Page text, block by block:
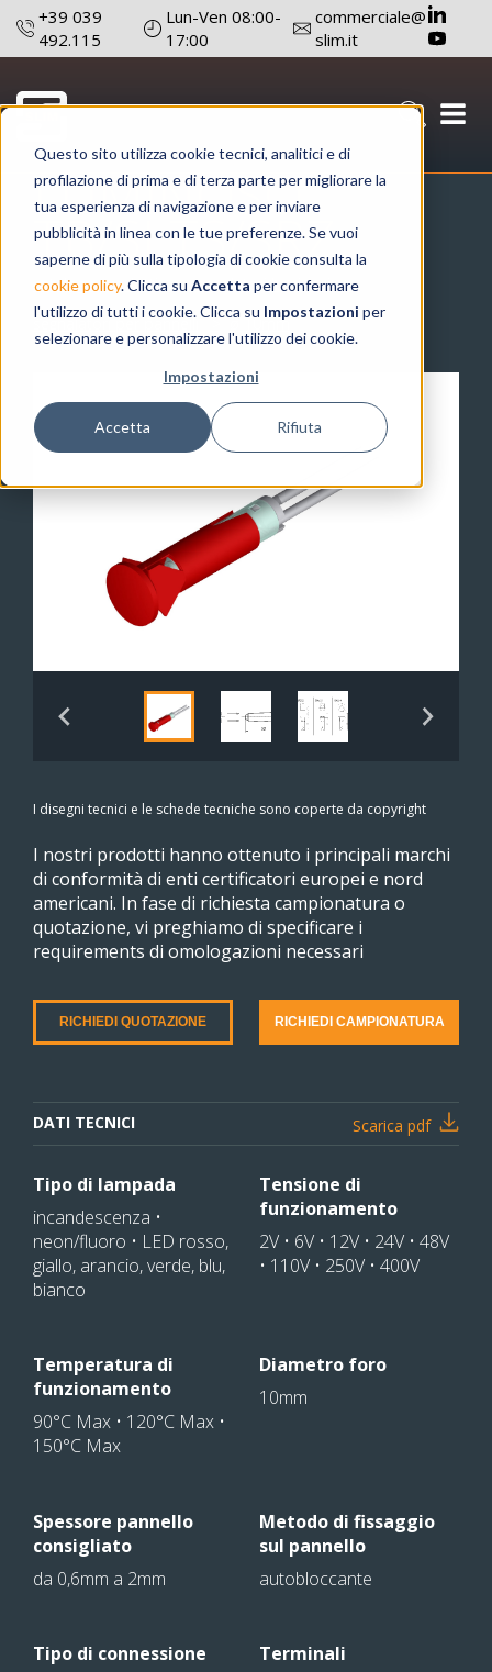
Questo sito utilizza cookie tecnici, analitici e di
profilazione di prima e di terza parte per migliorare la
tua esperienza di navigazione e per inviare
pubblicità in linea con le tue preferenze. Se vuoi
saperne di più sulla tipologia di cookie consulta la
cookie policy. Clicca su Accetta per confermare
l'utilizzo di tutti i cookie. Clicca su Impostazioni per
selezionare e personalizzare l'utilizzo dei cookie.
Impostazioni
Accetta Rifiuta
+39 039
492.115
Lun-Ven 08:00-
17:00
commerciale@
slim.it
SEGNALATORE
LUMINOSO
TB/SLTS/SRZ
catalogo prodotti
segnalatori luminosi
segnalatori per pannelli
ø 10mm
I disegni tecnici e le schede tecniche sono coperte da copyright
I nostri prodotti hanno ottenuto i principali marchi
di conformità di enti certificatori europei e nord
americani. In fase di richiesta campionatura o
quotazione, vi preghiamo di specificare i
requirements di omologazioni necessari
RICHIEDI QUOTAZIONE RICHIEDI CAMPIONATURA
DATI TECNICI Scarica pdf
Tipo di lampada
incandescenza •
neon/fluoro • LED rosso,
giallo, arancio, verde, blu,
bianco
Tensione di
funzionamento
2V • 6V • 12V • 24V • 48V
• 110V • 250V • 400V
Temperatura di
funzionamento
90°C Max • 120°C Max •
150°C Max
Diametro foro
10mm
Spessore pannello
consigliato
da 0,6mm a 2mm
Metodo di fissaggio
sul pannello
autobloccante
Tipo di connessione
Terminali